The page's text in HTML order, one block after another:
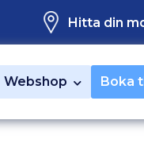
Hitta din
Webshop Boka